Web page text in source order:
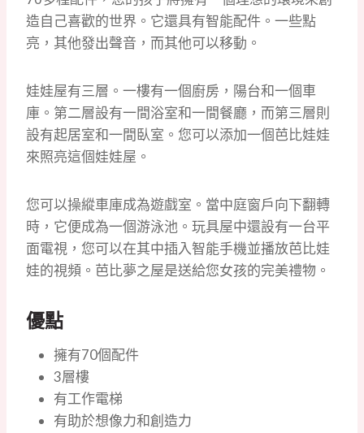
造自己喜歡的世界。 它還具有智能配件。 一些點
亮，其他發出聲音，而其他可以移動。
娃娃屋有三層。 一樓有一個廚房，陽台和一個車
庫。 第二層設有一間浴室和一間餐廳，而第三層則
設有起居室和一間臥室。 您可以添加一個芭比娃娃
來照亮這個娃娃屋。
您可以操縱車庫成為遊戲室。 當中庭窗戶向下翻轉
時，它便成為一個游泳池。 玩具屋中還設有一台平
面電視，您可以在其中插入智能手機並播放芭比娃
娃的視頻。 芭比夢之屋是送給您女孩的完美禮物。
優點
擁有70個配件
3層樓
有工作電梯
有助於想像力和創造力